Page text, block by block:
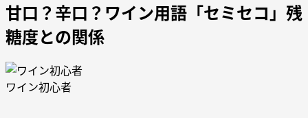
甘口？辛口？ワイン用語「セミセコ」残
糖度との関係
ワイン初心者